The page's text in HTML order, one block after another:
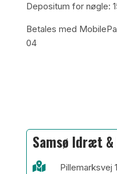
Depositum for nøgle:
Betales med
04
Samsø Idræt
 Pillemarksvej 1